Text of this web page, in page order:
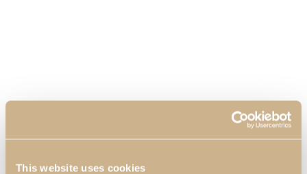
This website uses cookies